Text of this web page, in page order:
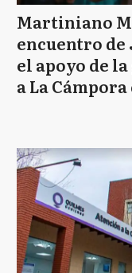
Martiniano
encuentro de
el apoyo de
a La